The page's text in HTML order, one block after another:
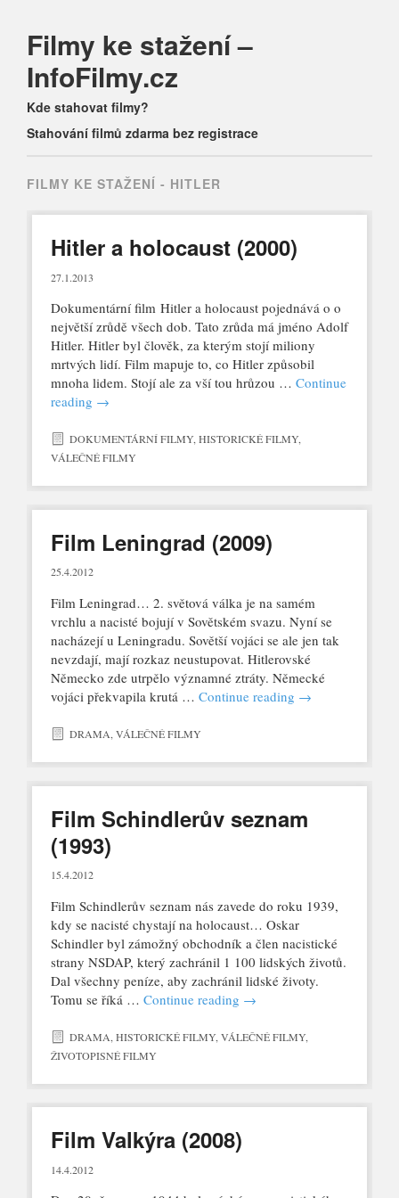
Filmy ke stažení –
InfoFilmy.cz
Main menu
Skip
to
content
Kde stahovat filmy?
Stahování filmů zdarma bez registrace
FILMY KE STAŽENÍ - HITLER
Hitler a holocaust (2000)
27.1.2013
Dokumentární film Hitler a holocaust pojednává o o
největší zrůdě všech dob. Tato zrůda má jméno Adolf
Hitler. Hitler byl člověk, za kterým stojí miliony
mrtvých lidí. Film mapuje to, co Hitler způsobil
mnoha lidem. Stojí ale za vší tou hrůzou … Continue
reading →
DOKUMENTÁRNÍ FILMY,HISTORICKÉ FILMY,
VÁLEČNÉ FILMY
Film Leningrad (2009)
25.4.2012
Film Leningrad… 2. světová válka je na samém
vrchlu a nacisté bojují v Sovětském svazu. Nyní se
nacházejí u Leningradu. Sovětší vojáci se ale jen tak
nevzdají, mají rozkaz neustupovat. Hitlerovské
Německo zde utrpělo významné ztráty. Německé
vojáci překvapila krutá … Continue reading →
DRAMA VÁLEČNÉ FILMY
Film Schindlerův seznam
(1993)
15.4.2012
Film Schindlerův seznam nás zavede do roku 1939,
kdy se nacisté chystají na holocaust… Oskar
Schindler byl zámožný obchodník a člen nacistické
strany NSDAP, který zachránil 1 100 lidských životů.
Dal všechny peníze, aby zachránil lidské životy.
Tomu se říká … Continue reading →
DRAMA HISTORICKÉ FILMY, VÁLEČNÉ FILMY,
ŽIVOTOPISNÉ FILMY
Film Valkýra (2008)
14.4.2012